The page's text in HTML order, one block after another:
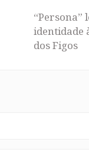
“Persona”
identidade
dos Figos